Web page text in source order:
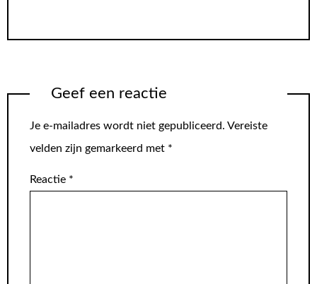
Geef een reactie
Je e-mailadres wordt niet gepubliceerd. Vereiste
velden zijn gemarkeerd met *
Reactie *